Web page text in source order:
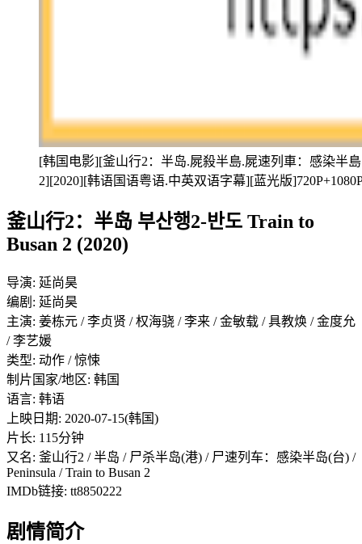
[韩国电影][釜山行2：半岛.屍殺半島.屍速列車：感染半島.
2][2020][韩语国语粤语.中英双语字幕][蓝光版
釜山行2：半岛 부산행2-반도 Train to
Busan 2 (2020)
导演: 延尚昊
编剧: 延尚昊
主演: 姜栋元 / 李贞贤 / 权海骁 / 李来 / 金敏载 / 具教焕 / 金度允
/ 李艺媛
类型: 动作 / 惊悚
制片国家/地区: 韩国
语言: 韩语
上映日期: 2020-07-15(韩国)
片长: 115分钟
又名: 釜山行2 / 半岛 / 尸杀半岛(港) / 尸速列车：感染半岛(台) /
Peninsula / Train to Busan 2
IMDb链接: tt8850222
剧情简介